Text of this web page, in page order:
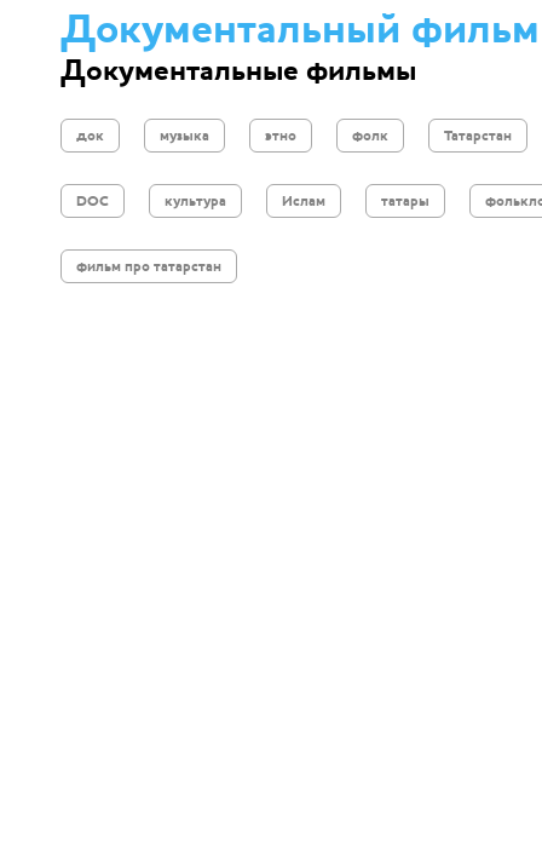
Документальный фильм
Документальные фильмы
док музыка этно фолк Татарстан
DOC культура Ислам татары
фильм про татарстан